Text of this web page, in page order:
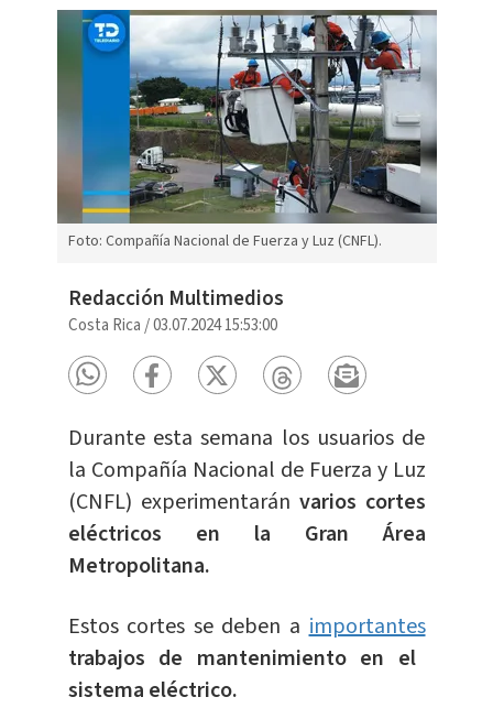
Foto: Compañía Nacional de Fuerza y Luz (CNFL).
Redacción Multimedios
Costa Rica /03.07.2024 15:53:00
Durante esta semana los usuarios de
la Compañía Nacional de Fuerza y Luz
(CNFL) experimentarán varios cortes
eléctricos en la Gran Área
Metropolitana.
Estos cortes se deben aimportantes
trabajos de mantenimiento en el
sistema eléctrico.